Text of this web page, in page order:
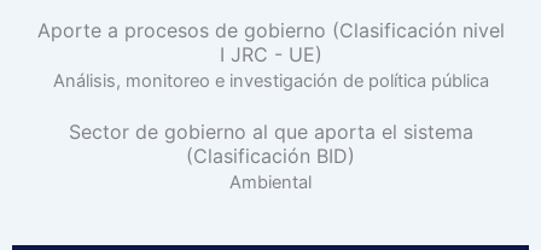
Aporte a procesos de gobierno (Clasificación nivel
I JRC - UE)
Análisis, monitoreo e investigación de política pública
Sector de gobierno al que aporta el sistema
(Clasificación BID)
Ambiental